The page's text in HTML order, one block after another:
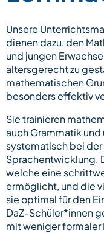
Unsere
dienen dazu, den
und jungen
altersgerecht zu
mathematischen
besonders effektiv
Sie trainieren
auch Grammatik
systematisch bei
Sprachentwicklung.
welche eine
ermöglicht, und die
sie optimal für den
DaZ-Schüler*innen
mit weniger